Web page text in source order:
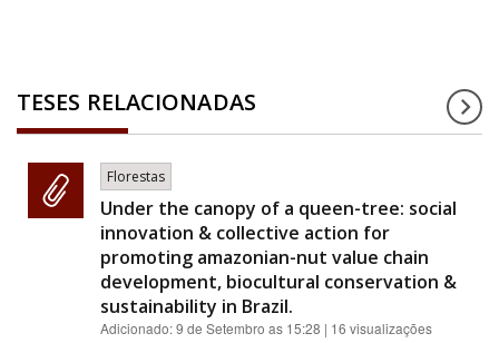
TESES RELACIONADAS
Florestas
Under the canopy of a queen-tree: social
innovation & collective action for
promoting amazonian-nut value chain
development, biocultural conservation &
sustainability in Brazil.
Adicionado:9 de Setembro as 15:28 | 16 visualizações